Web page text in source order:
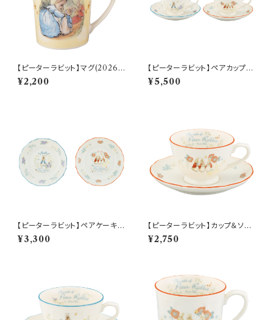
【ピーターラビット】マグ(2026)
【SN2026】PR2026-11
¥2,200
【ピーターラビット】ペアカップ＆
ソーサーセット【PR650】 PR65
0-1
¥5,500
【ピーターラビット】ペアケーキプ
レートセット【PR650】 PR650-
153
¥3,300
【ピーターラビット】カップ＆ソー
サー(シスターズ)【PR650】 PR
652-28
¥2,750